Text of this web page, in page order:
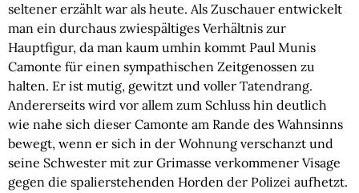
seltener erzählt war als heute. Als Zuschauer entwickelt
man ein durchaus zwiespältiges Verhältnis zur
Hauptfigur, da man kaum umhin kommt Paul Munis
Camonte für einen sympathischen Zeitgenossen zu
halten. Er ist mutig, gewitzt und voller Tatendrang.
Andererseits wird vor allem zum Schluss hin deutlich
wie nahe sich dieser Camonte am Rande des Wahnsinns
bewegt, wenn er sich in der Wohnung verschanzt und
seine Schwester mit zur Grimasse verkommener Visage
gegen die spalierstehenden Horden der Polizei aufhetzt.